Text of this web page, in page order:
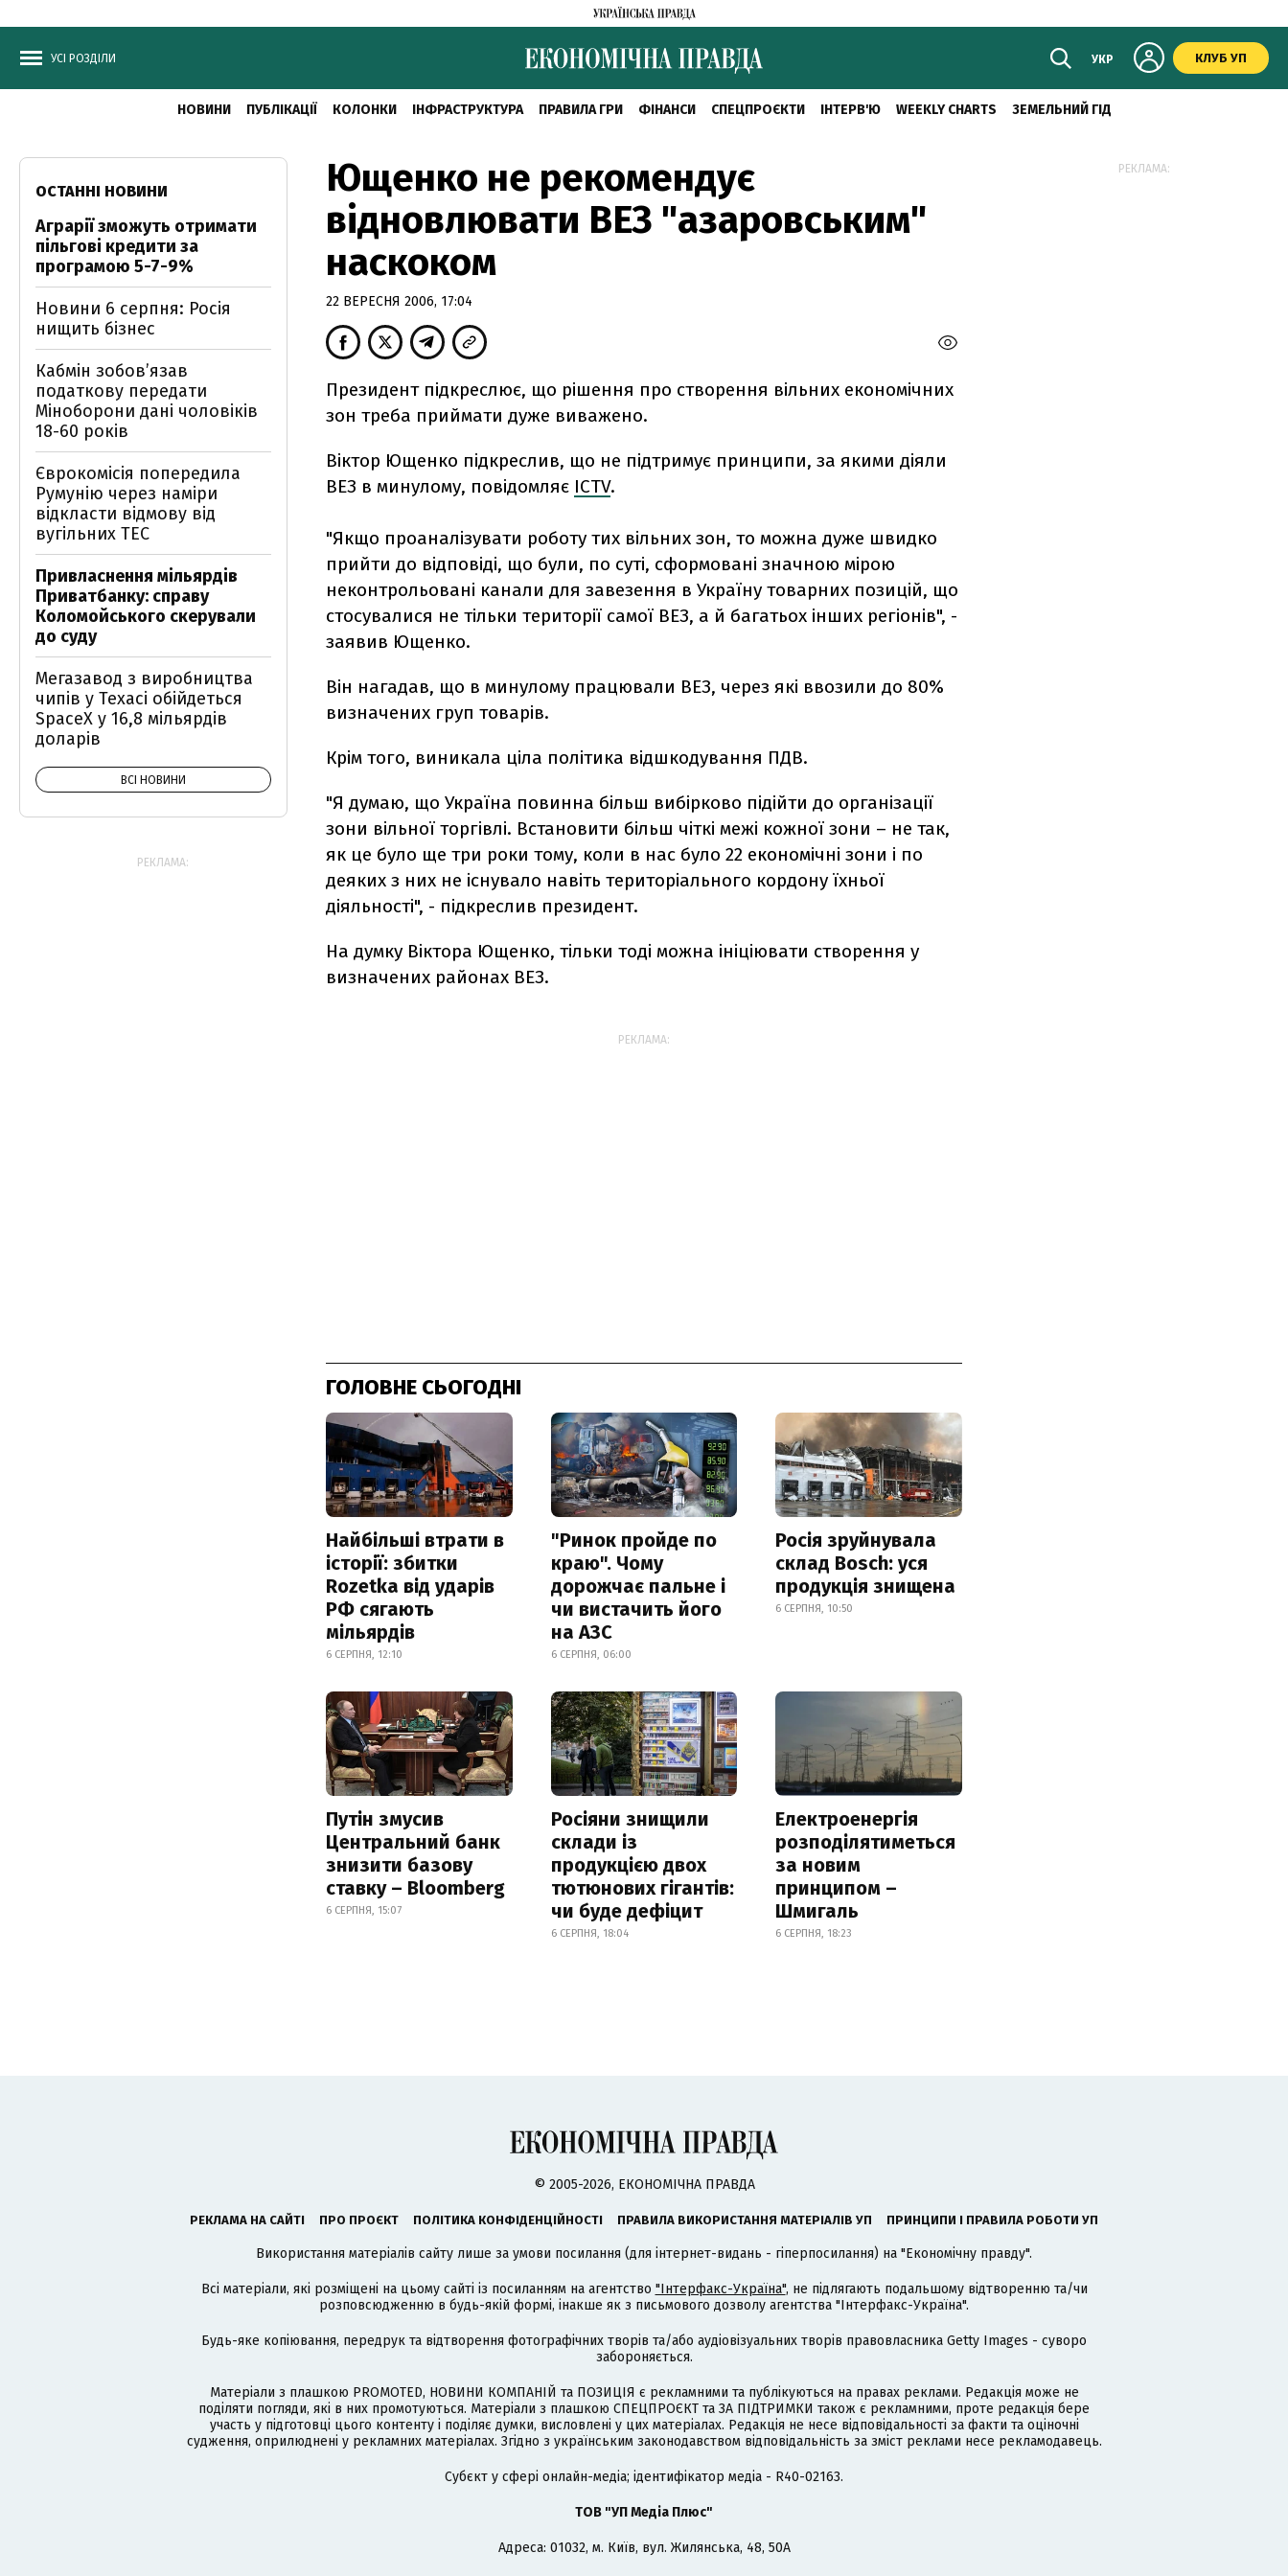
УСІ РОЗДІЛИ УКР КЛУБ УП
НОВИНИ ПУБЛІКАЦІЇ КОЛОНКИ ІНФРАСТРУКТУРА ПРАВИЛА ГРИ ФІНАНСИ СПЕЦПРОЄКТИ ІНТЕРВ'Ю WEEKLY CHARTS ЗЕМЕЛЬНИЙ ГІД
Ющенко не рекомендує
відновлювати ВЕЗ "азаровським"
наскоком
22 ВЕРЕСНЯ 2006, 17:04
Президент підкреслює, що рішення про створення вільних економічних
зон треба приймати дуже виважено.
Віктор Ющенко підкреслив, що не підтримує принципи, за якими діяли
ВЕЗ в минулому, повідомляє ICTV.
"Якщо проаналізувати роботу тих вільних зон, то можна дуже швидко
прийти до відповіді, що були, по суті, сформовані значною мірою
неконтрольовані канали для завезення в Україну товарних позицій, що
стосувалися не тільки території самої ВЕЗ, а й багатьох інших регіонів", -
заявив Ющенко.
Він нагадав, що в минулому працювали ВЕЗ, через які ввозили до 80%
визначених груп товарів.
Крім того, виникала ціла політика відшкодування ПДВ.
"Я думаю, що Україна повинна більш вибірково підійти до організації
зони вільної торгівлі. Встановити більш чіткі межі кожної зони – не так,
як це було ще три роки тому, коли в нас було 22 економічні зони і по
деяких з них не існувало навіть територіального кордону їхньої
діяльності", - підкреслив президент.
На думку Віктора Ющенко, тільки тоді можна ініціювати створення у
визначених районах ВЕЗ.
РЕКЛАМА:
ГОЛОВНЕ СЬОГОДНІ
Найбільші втрати в
історії: збитки
Rozetka від ударів
РФ сягають
мільярдів
6 СЕРПНЯ, 12:10
"Ринок пройде по
краю". Чому
дорожчає пальне і
чи вистачить його
на АЗС
6 СЕРПНЯ, 06:00
Росія зруйнувала
склад Bosch: уся
продукція знищена
6 СЕРПНЯ, 10:50
Путін змусив
Центральний банк
знизити базову
ставку – Bloomberg
6 СЕРПНЯ, 15:07
Росіяни знищили
склади із
продукцією двох
тютюнових гігантів:
чи буде дефіцит
6 СЕРПНЯ, 18:04
Електроенергія
розподілятиметься
за новим
принципом –
Шмигаль
6 СЕРПНЯ, 18:23
ОСТАННІ НОВИНИ
Аграрії зможуть отримати
пільгові кредити за
програмою 5-7-9%
Новини 6 серпня: Росія
нищить бізнес
Кабмін зобовʼязав
податкову передати
Міноборони дані чоловіків
18-60 років
Єврокомісія попередила
Румунію через наміри
відкласти відмову від
вугільних ТЕС
Привласнення мільярдів
Приватбанку: справу
Коломойського скерували
до суду
Мегазавод з виробництва
чипів у Техасі обійдеться
SpaceX у 16,8 мільярдів
доларів
ВСІ НОВИНИ
РЕКЛАМА:
РЕКЛАМА:
© 2005-2026, ЕКОНОМІЧНА ПРАВДА
РЕКЛАМА НА САЙТІ ПРО ПРОЄКТ ПОЛІТИКА КОНФІДЕНЦІЙНОСТІ ПРАВИЛА ВИКОРИСТАННЯ МАТЕРІАЛІВ УП ПРИНЦИПИ І ПРАВИЛА РОБОТИ УП
Використання матеріалів сайту лише за умови посилання (для інтернет-видань - гіперпосилання) на "Економічну правду".
Всі матеріали, які розміщені на цьому сайті із посиланням на агентство "Інтерфакс-Україна", не підлягають подальшому відтворенню та/чи
розповсюдженню в будь-якій формі, інакше як з письмового дозволу агентства "Інтерфакс-Україна".
Будь-яке копіювання, передрук та відтворення фотографічних творів та/або аудіовізуальних творів правовласника Getty Images - суворо
забороняється.
Матеріали з плашкою PROMOTED, НОВИНИ КОМПАНІЙ та ПОЗИЦІЯ є рекламними та публікуються на правах реклами. Редакція може не
поділяти погляди, які в них промотуються. Матеріали з плашкою СПЕЦПРОЄКТ та ЗА ПІДТРИМКИ також є рекламними, проте редакція бере
участь у підготовці цього контенту і поділяє думки, висловлені у цих матеріалах. Редакція не несе відповідальності за факти та оціночні
судження, оприлюднені у рекламних матеріалах. Згідно з українським законодавством відповідальність за зміст реклами несе рекламодавець.
Cубєкт у сфері онлайн-медіа; ідентифікатор медіа - R40-02163.
ТОВ "УП Медіа Плюс"
Адреса: 01032, м. Київ, вул. Жилянська, 48, 50А